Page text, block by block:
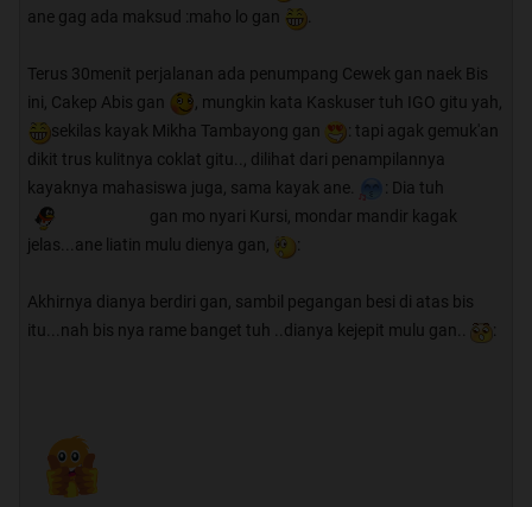
ane gag ada maksud :maho lo gan
.
Terus 30menit perjalanan ada penumpang Cewek gan naek Bis
ini, Cakep Abis gan
, mungkin kata Kaskuser tuh IGO gitu yah,
sekilas kayak Mikha Tambayong gan
: tapi agak gemuk'an
dikit trus kulitnya coklat gitu.., dilihat dari penampilannya
kayaknya mahasiswa juga, sama kayak ane.
: Dia tuh
gan mo nyari Kursi, mondar mandir kagak
jelas...ane liatin mulu dienya gan,
:
Akhirnya dianya berdiri gan, sambil pegangan besi di atas bis
itu...nah bis nya rame banget tuh ..dianya kejepit mulu gan..
: